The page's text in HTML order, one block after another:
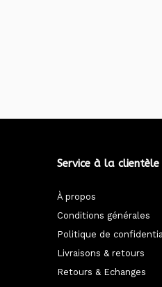
Service à la clientèle
À propos
Conditions générales
Politique de
Livraisons & retours
Retours & Echanges